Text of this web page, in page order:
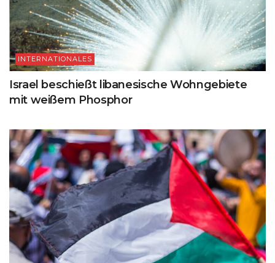
INTERNATIONALES
Israel beschießt libanesische Wohngebiete
mit weißem Phosphor